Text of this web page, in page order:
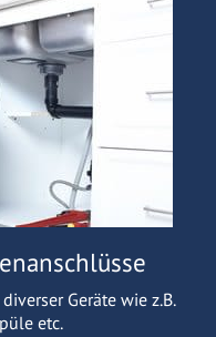
Geräte wie z.B.
etc.